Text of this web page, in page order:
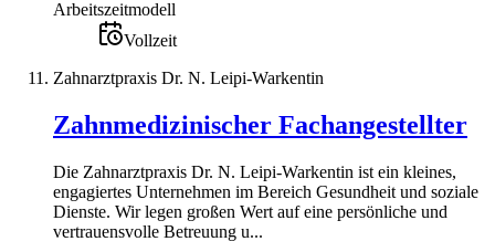
Arbeitszeitmodell
Vollzeit
Zahnarztpraxis Dr. N. Leipi-Warkentin
Zahnmedizinischer Fachangestellter
Die Zahnarztpraxis Dr. N. Leipi-Warkentin ist ein kleines,
engagiertes Unternehmen im Bereich Gesundheit und soziale
Dienste. Wir legen großen Wert auf eine persönliche und
vertrauensvolle Betreuung u...